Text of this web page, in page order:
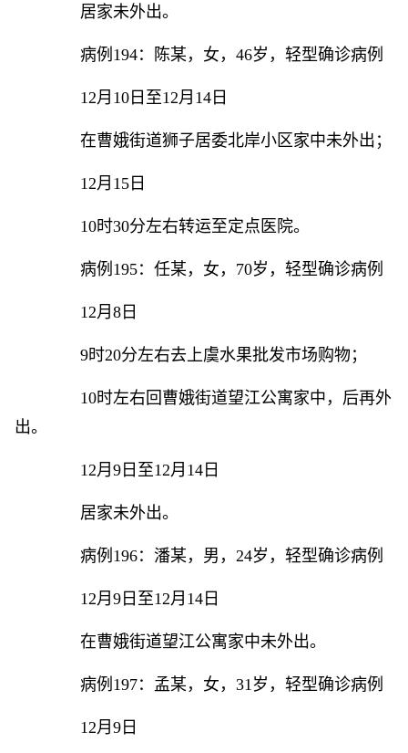
居家未外出。
病例194：陈某，女，46岁，轻型确诊病例
12月10日至12月14日
在曹娥街道狮子居委北岸小区家中未外出；
12月15日
10时30分左右转运至定点医院。
病例195：任某，女，70岁，轻型确诊病例
12月8日
9时20分左右去上虞水果批发市场购物；
10时左右回曹娥街道望江公寓家中，后再外
出。
12月9日至12月14日
居家未外出。
病例196：潘某，男，24岁，轻型确诊病例
12月9日至12月14日
在曹娥街道望江公寓家中未外出。
病例197：孟某，女，31岁，轻型确诊病例
12月9日